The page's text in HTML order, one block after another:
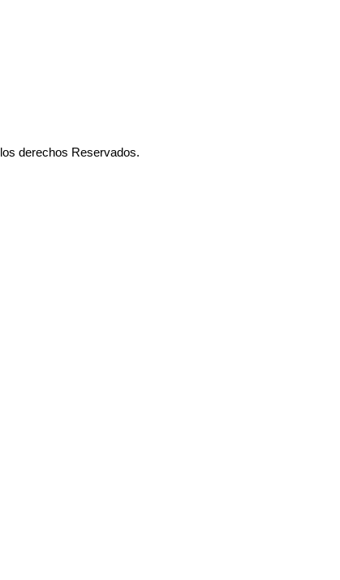
derechos Reservados.